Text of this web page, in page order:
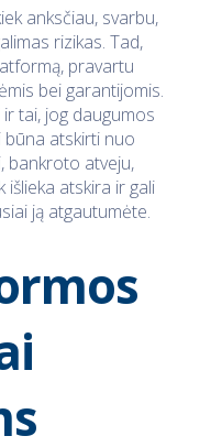
anksčiau, svarbu,
rizikas. Tad,
pravartu
bei garantijomis.
tai, jog daugumos
būna atskirti nuo
bankroto atveju,
išlieka atskira ir gali
ją atgautumėte.